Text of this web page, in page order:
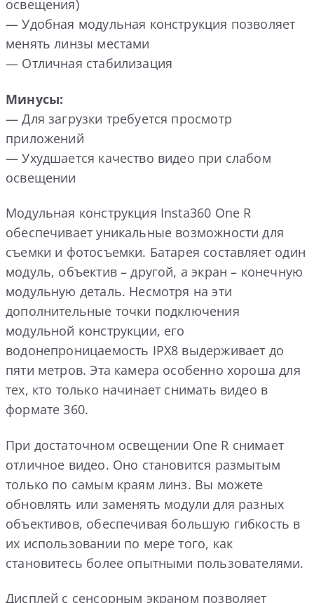
освещения)
— Удобная модульная конструкция позволяет
менять линзы местами
— Отличная стабилизация
Минусы:
— Для загрузки требуется просмотр
приложений
— Ухудшается качество видео при слабом
освещении
Модульная конструкция Insta360 One R
обеспечивает уникальные возможности для
съемки и фотосъемки. Батарея составляет один
модуль, объектив – другой, а экран – конечную
модульную деталь. Несмотря на эти
дополнительные точки подключения
модульной конструкции, его
водонепроницаемость IPX8 выдерживает до
пяти метров. Эта камера особенно хороша для
тех, кто только начинает снимать видео в
формате 360.
При достаточном освещении One R снимает
отличное видео. Оно становится размытым
только по самым краям линз. Вы можете
обновлять или заменять модули для разных
объективов, обеспечивая большую гибкость в
их использовании по мере того, как
становитесь более опытными пользователями.
Дисплей с сенсорным экраном позволяет